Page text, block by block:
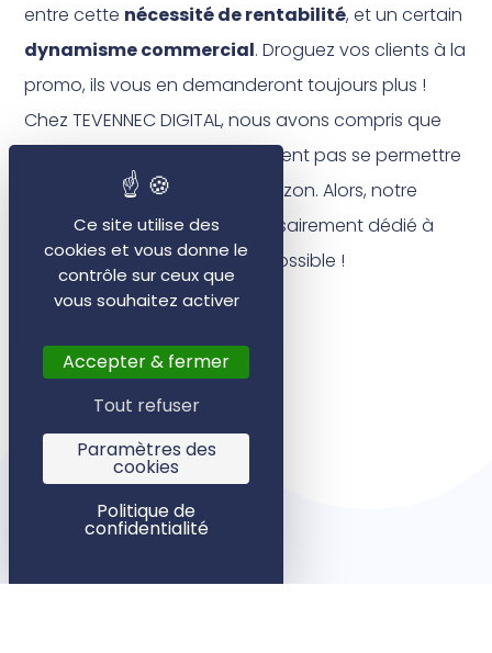
entre cette nécessité de rentabilité, et un certain
dynamisme commercial. Droguez vos clients à la
promo, ils vous en demanderont toujours plus !
Chez TEVENNEC DIGITAL, nous avons compris que
toutes les entreprises ne peuvent pas se permettre
de se comporter comme Amazon. Alors, notre
accompagnement est nécessairement dédié à
chacun, et le plus ingénieux possible !
RDV pour échanger ? Par ici.
Ce site utilise des
cookies et vous donne le
contrôle sur ceux que
vous souhaitez activer
Accepter & fermer
Tout refuser
Paramètres des
cookies
Politique de
confidentialité